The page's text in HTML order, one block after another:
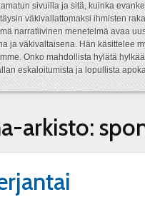
sivuilla ja sitä, kuinka
väkivallattomaksi ihmisten
narratiivinen menetelmä avaa
ja väkivaltaisena. Hän käsittelee
Onko mahdollista hylätä
eskaloitumista ja lopullista
arkisto: